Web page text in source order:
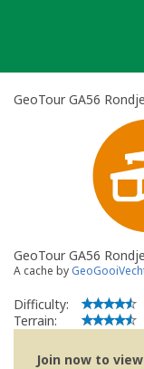
GeoTour GA56
GeoTour GA56
A cache by
Difficulty:
Terrain:
Join now to